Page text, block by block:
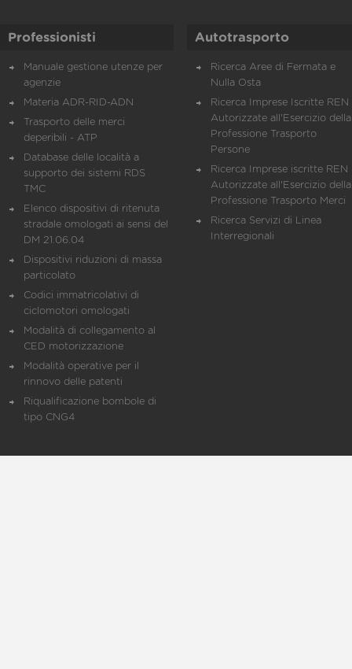
Professionisti
Manuale gestione utenze per
agenzie
Materia ADR-RID-ADN
Trasporto delle merci
deperibili - ATP
Database delle località a
supporto dei sistemi RDS
TMC
Elenco dispositivi di ritenuta
stradale omologati ai sensi del
DM 21.06.04
Dispositivi riduzioni di massa
particolato
Codici immatricolativi di
ciclomotori omologati
Modalità di collegamento al
CED motorizzazione
Modalità operative per il
rinnovo delle patenti
Riqualificazione bombole di
tipo CNG4
Autotrasporto
Ricerca Aree di Fermata e
Nulla Osta
Ricerca Imprese Iscritte REN
Autorizzate all'Esercizio della
Professione Trasporto
Persone
Ricerca Imprese iscritte REN
Autorizzate all'Esercizio della
Professione Trasporto Merci
Ricerca Servizi di Linea
Interregionali